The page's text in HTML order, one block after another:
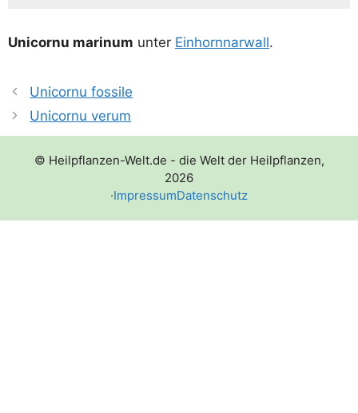
Uni­cor­nu marinum unter Ein­horn­nar­wall.
Unicornu fossile
Unicornu verum
© Heilpflanzen-Welt.de - die Welt der Heilpflanzen,
2026
·ImpressumDatenschutz